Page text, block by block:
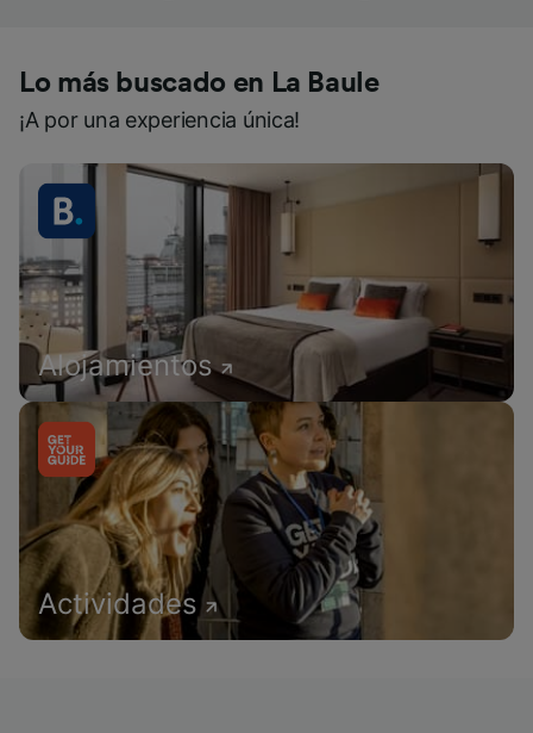
Lo más buscado en La Baule
¡A por una experiencia única!
Alojamientos
Actividades